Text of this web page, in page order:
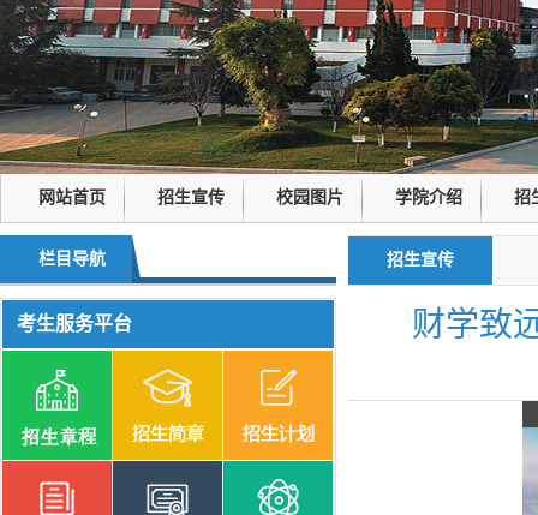
网站首页 招生宣传 校园图片 学院介绍 招
升学频道
栏目导航
考生服务平台
招生宣传
财学致